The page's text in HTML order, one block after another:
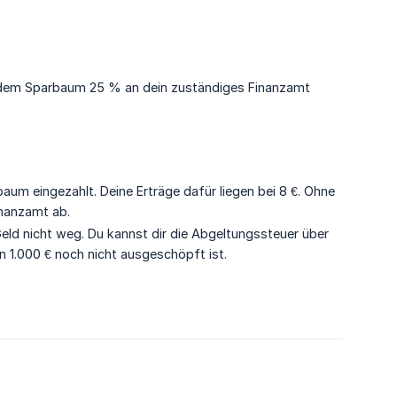
Sparbaum 25 % an dein zuständiges Finanzamt
eingezahlt. Deine Erträge dafür liegen bei 8 €. Ohne
ab.
nicht weg. Du kannst dir die Abgeltungssteuer über
1.000 € noch nicht ausgeschöpft ist.